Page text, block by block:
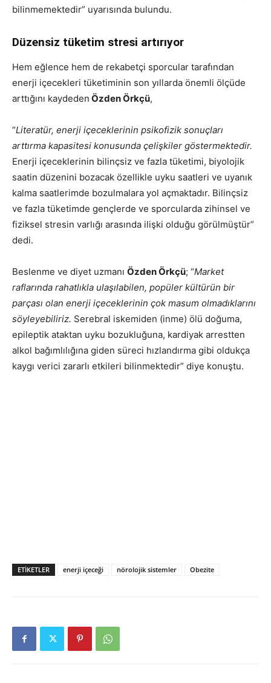
bilinmemektedir” uyarısında bulundu.
Düzensiz tüketim stresi artırıyor
Hem eğlence hem de rekabetçi sporcular tarafından
enerji içecekleri tüketiminin son yıllarda önemli ölçüde
arttığını kaydeden Özden Örkçü,
“Literatür, enerji içeceklerinin psikofizik sonuçları
arttırma kapasitesi konusunda çelişkiler göstermektedir.
Enerji içeceklerinin bilinçsiz ve fazla tüketimi, biyolojik
saatin düzenini bozacak özellikle uyku saatleri ve uyanık
kalma saatlerimde bozulmalara yol açmaktadır. Bilinçsiz
ve fazla tüketimde gençlerde ve sporcularda zihinsel ve
fiziksel stresin varlığı arasında ilişki olduğu görülmüştür”
dedi.
Beslenme ve diyet uzmanı Özden Örkçü; “Market
raflarında rahatlıkla ulaşılabilen, popüler kültürün bir
parçası olan enerji içeceklerinin çok masum olmadıklarını
söyleyebiliriz. Serebral iskemiden (inme) ölü doğuma,
epileptik ataktan uyku bozukluğuna, kardiyak arrestten
alkol bağımlılığına giden süreci hızlandırma gibi oldukça
kaygı verici zararlı etkileri bilinmektedir” diye konuştu.
ETIKETLER enerji içeceği nörolojik sistemler Obezite